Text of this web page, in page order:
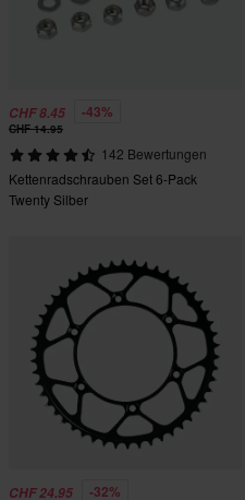
CHF 8.45 -43%
CHF 14.95
142 Bewertungen
Kettenradschrauben Set 6-Pack
Twenty Silber
CHF 24.95 -32%